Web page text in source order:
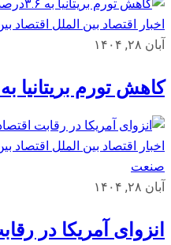
اخبار اقتصاد بین الملل اقتصاد
آبان ۲۸, ۱۴۰۴
کاهش تورم بریتانیا به ۳.۶درصد
اخبار اقتصاد بین الملل اقتصاد
صنعت
آبان ۲۸, ۱۴۰۴
انزوای آمریکا در